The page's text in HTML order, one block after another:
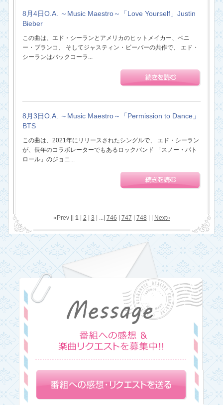
8月4日O.A. ～Music Maestro～「Love Yourself」Justin
Bieber
この曲は、エド・シーランとアメリカのヒットメイカー、ベニ
ー・ブランコ、 そしてジャスティン・ビーバーの共作で、 エド・
シーランはバックコーラ...
8月3日O.A. ～Music Maestro～「Permission to Dance」
BTS
この曲は、2021年にリリースされたシングルで、 エド・シーラン
が、長年のコラボレーターでもあるロックバンド 「スノー・パト
ロール」のジョニ...
«Prev || 1| 2 3 | ...| 746 747 748 Next»